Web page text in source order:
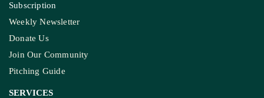
Subscription
Weekly Newsletter
Donate Us
Join Our Community
Pitching Guide
SERVICES